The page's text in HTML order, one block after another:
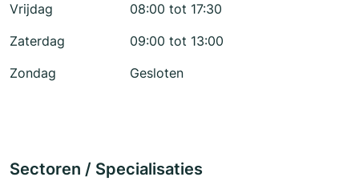
Vrijdag
08:00 tot 17:30
Zaterdag
09:00 tot 13:00
Zondag
Gesloten
Sectoren / Specialisaties